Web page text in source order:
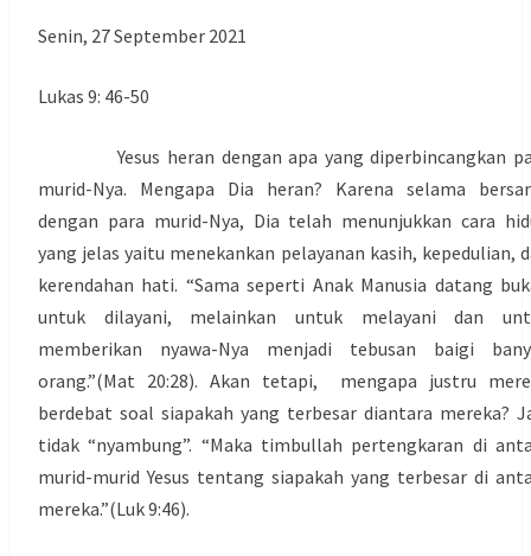
Senin, 27 September 2021
Lukas 9: 46-50
Yesus heran dengan apa yang diperbincangkan
murid-Nya. Mengapa Dia heran? Karena selama
dengan para murid-Nya, Dia telah menunjukkan cara
yang jelas yaitu menekankan pelayanan kasih, kepedulian,
kerendahan hati. “Sama seperti Anak Manusia datang
untuk dilayani, melainkan untuk melayani dan
memberikan nyawa-Nya menjadi tebusan baigi
orang.”(Mat 20:28). Akan tetapi, mengapa justru
berdebat soal siapakah yang terbesar diantara mereka?
tidak “nyambung”. “Maka timbullah pertengkaran di
murid-murid Yesus tentang siapakah yang terbesar di
mereka.”(Luk 9:46).